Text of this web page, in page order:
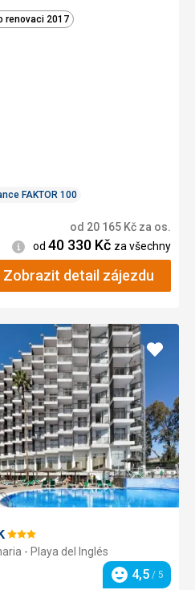
renovaci 2017
FAKTOR 100
od 20 165 Kč za os.
Informace
od 40 330 Kč za všechny
Zobrazit detail zájezdu
Hodnocení:
3/5- Playa del Inglés
Hodnocení
4,5 / 5
Přidat